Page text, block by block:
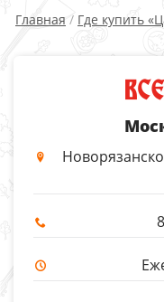
Главная / Где купить